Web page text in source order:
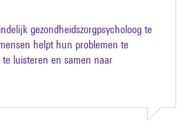
gezondheidszorgpsycholoog te
helpt hun problemen te
luisteren en samen naar